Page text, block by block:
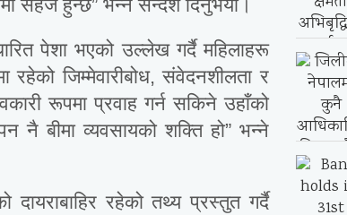
सहज हुन्छ” भन्ने सन्देश दिनुभयो।
पेशा भएको उल्लेख गर्दै महिलाहरू
जिम्मेवारीबोध, संवेदनशीलता र
रूपमा प्रवाह गर्न सकिने उहाँको
नै बीमा व्यवसायको शक्ति हो” भन्ने
रहेको तथ्य प्रस्तुत गर्दै